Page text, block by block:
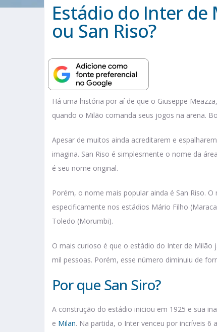
Estádio do Inter de
ou San Riso?
Há uma história por aí de que o Giuseppe
quando o Milão comanda seus jogos na arena.
Apesar de muitos ainda acreditarem e
imagina. San Riso é simplesmente o nome da
é seu nome original.
Porém, o nome mais popular ainda é San Riso.
especificamente nos estádios Mário Filho
Toledo (Morumbi).
O mais curioso é que o estádio do Inter de
mil pessoas. Porém, esse número diminuiu de
Por que San Siro?
A construção do estádio iniciou em 1925 e sua
e Milan. Na partida, o Inter venceu por incríveis